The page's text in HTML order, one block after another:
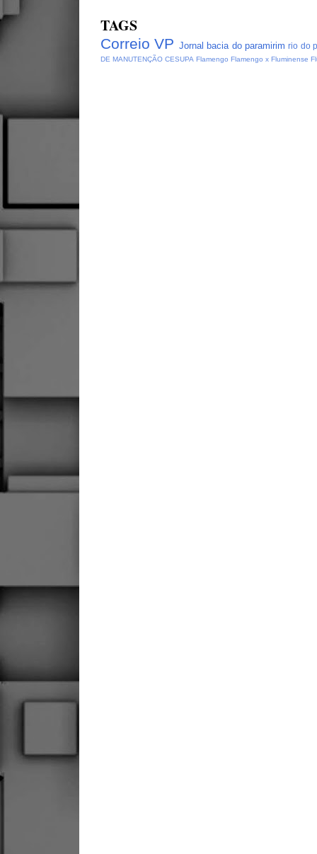
TAGS
Correio VP Jornal bacia do paramirim rio do
DE MANUTENÇÃO CESUPA Flamengo Flamengo x Fluminense